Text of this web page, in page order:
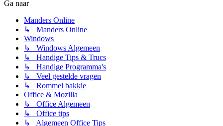
Ga naar
Manders Online
↳ Manders Online
Windows
↳ Windows Algemeen
↳ Handige Tips & Trucs
↳ Handige Programma's
↳ Veel gestelde vragen
↳ Rommel bakkie
Office & Mozilla
↳ Office Algemeen
↳ Office tips
↳ Algemeen Office Tips